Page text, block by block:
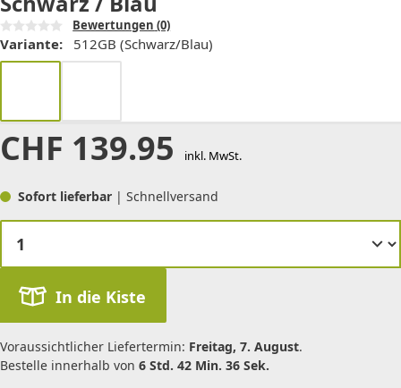
Bewertungen (0)
Variante: 512GB (Schwarz/Blau)
CHF 139.95 inkl. MwSt.
Sofort lieferbar | Schnellversand
In die Kiste
Voraussichtlicher Liefertermin: Freitag, 7. August.
Bestelle innerhalb von 6 Std. 42 Min. 36 Sek.